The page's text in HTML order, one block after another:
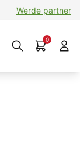
Werde partner
0